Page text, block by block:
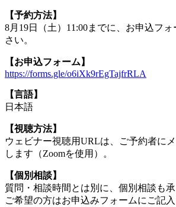
【予約方法】
8月19日（土）11:00までに、お申込フ
さい。
【お申込フォーム】
https://forms.gle/o6iXk9rEgTajfrRLA
【言語】
日本語
【視聴方法】
ウェビナー視聴用URLは、ご予約者に
します（Zoomを使用）。
【個別相談】
質問・相談時間とは別に、個別相談も承
ご希望の方はお申込みフォームにご記入